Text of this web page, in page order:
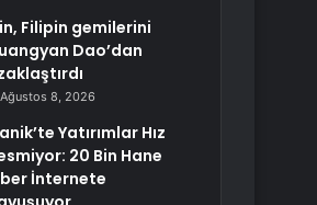
Filipin gemilerini
Dao’dan
Ağustos 8, 2026
Yatırımlar Hız
20 Bin Hane
İnternete